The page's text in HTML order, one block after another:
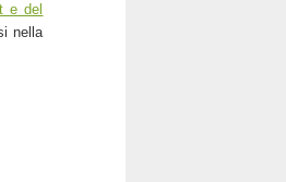
e del
nella